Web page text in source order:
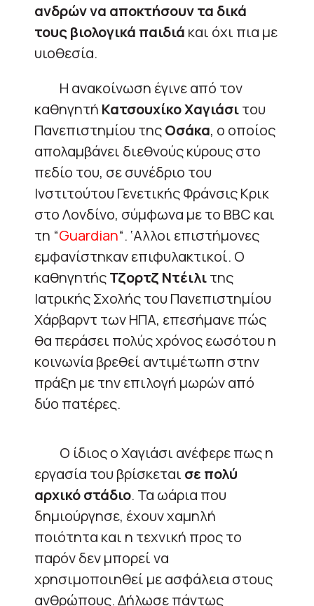
ανδρών να αποκτήσουν τα δικά
τους βιολογικά παιδιά και όχι πια με
υιοθεσία.
Η ανακοίνωση έγινε από τον
καθηγητή Κατσουχίκο Χαγιάσιτου
Πανεπιστημίου τηςΟσάκα, ο οποίος
απολαμβάνει διεθνούς κύρους στο
πεδίο του, σε συνέδριο του
Ινστιτούτου Γενετικής Φράνσις Κρικ
στο Λονδίνο, σύμφωνα με το BBC και
τη “Guardian“. ‘Αλλοι επιστήμονες
εμφανίστηκαν επιφυλακτικοί. Ο
καθηγητήςΤζορτζ Ντέιλιτης
Ιατρικής Σχολής του Πανεπιστημίου
Χάρβαρντ των ΗΠΑ, επεσήμανε πώς
θα περάσει πολύς χρόνος εωσότου η
κοινωνία βρεθεί αντιμέτωπη στην
πράξη με την επιλογή μωρών από
δύο πατέρες.
Ο ίδιος ο Χαγιάσι ανέφερε πως η
εργασία του βρίσκεται σε πολύ
αρχικό στάδιο. Τα ωάρια που
δημιούργησε, έχουν χαμηλή
ποιότητα και η τεχνική προς το
παρόν δεν μπορεί να
χρησιμοποιηθεί με ασφάλεια στους
ανθρώπους. Δήλωσε πάντως